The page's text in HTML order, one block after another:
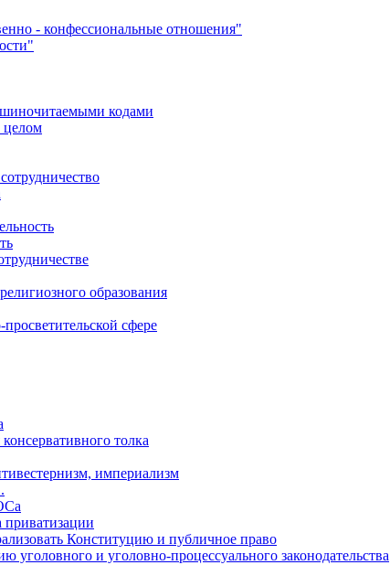
- конфессиональные отношения"
кодами
целом
образования
сфере
толка
империализм
приватизации
Конституцию и публичное право
уголовного и уголовно-процессуального законодательства